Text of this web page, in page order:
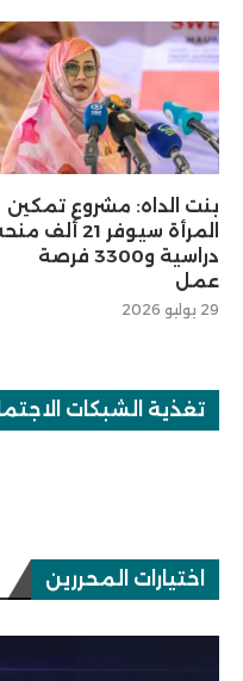
بنت الداه: مشروع تمكين
المرأة سيوفر 21 ألف
دراسية و3300 فرصة
عمل
29 يوليو 2026
تغذية الشبكات
اختيارات المحررين